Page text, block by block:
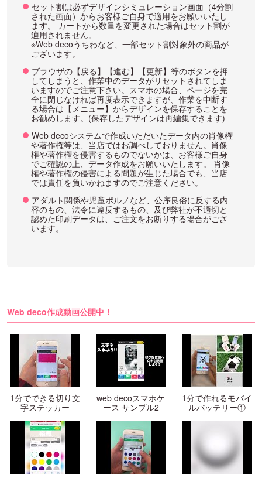
セット割は必ずデザインシミュレーション画面（4分割
された画面）からお客様ご自身で適用をお願いいたし
ます。 カートから数量を変更された場合はセット割が
適用されません。
※Web decoうちわなど、一部セット割対象外の商品が
ございます。
ブラウザの【戻る】【進む】【更新】等のボタンを押
してしまうと、作業中のデータがリセットされてしま
いますのでご注意下さい。スマホの場合、ページを完
全に閉じなければ再度表示できますが、作業を中断す
る場合は【メニュー】からデザインを保存することを
お勧めします。(保存したデザインは再編集できます)
Web decoシステムで作成いただいたデータ内の肖像権
や著作権等は、当店ではお調べしておりません。肖像
権や著作権を侵害するものでないかは、お客様ご自身
でご確認の上、データ作成をお願いいたします。 肖像
権や著作権の侵害による問題が生じた場合でも、当店
では責任を負いかねますのでご注意ください。
アダルト関係や児童ポルノなど、公序良俗に反する内
容のもの、法令に違反するもの、及び弊社が不適切と
認めた印刷データは、ご注文をお断りする場合がござ
います。
Web deco作成動画公開中！
1分でできる切り文
字ステッカー
web decoスマホケ
ース サンプル2
1分で作れるモバイ
ルバッテリー①